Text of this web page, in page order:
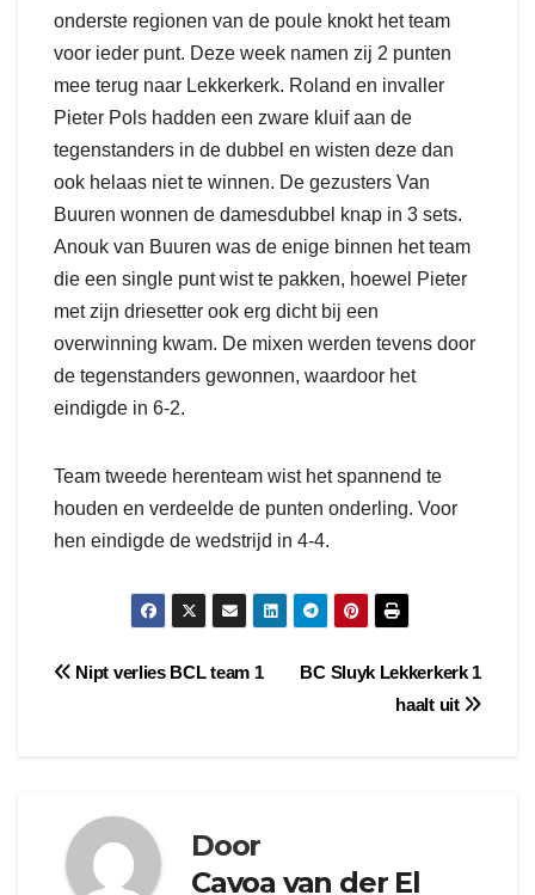
onderste regionen van de poule knokt het team
voor ieder punt. Deze week namen zij 2 punten
mee terug naar Lekkerkerk. Roland en invaller
Pieter Pols hadden een zware kluif aan de
tegenstanders in de dubbel en wisten deze dan
ook helaas niet te winnen. De gezusters Van
Buuren wonnen de damesdubbel knap in 3 sets.
Anouk van Buuren was de enige binnen het team
die een single punt wist te pakken, hoewel Pieter
met zijn driesetter ook erg dicht bij een
overwinning kwam. De mixen werden tevens door
de tegenstanders gewonnen, waardoor het
eindigde in 6-2.
Team tweede herenteam wist het spannend te
houden en verdeelde de punten onderling. Voor
hen eindigde de wedstrijd in 4-4.
Bericht
BC Sluyk Lekkerkerk 1
haalt uit
Nipt verlies BCL team 1
Door
Cavoa van der El